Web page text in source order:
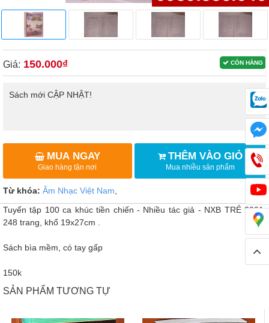
CÒN HÀNG
Giá: 150.000₫
Sách mới CẬP NHẬT!
MUA NGAY
Giao hàng tận nơi
THÊM VÀO GIỎ
Mua nhiều sản phẩm
Từ khóa: Âm Nhạc Việt Nam,
Tuyển tập 100 ca khúc tiền chiến - Nhiều tác giả - NXB TRẺ 2001,
248 trang, khổ 19x27cm .
Sách bìa mềm, có tay gấp
150k
SẢN PHẨM TƯƠNG TỰ